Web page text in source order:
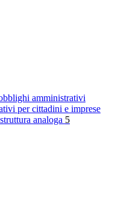
amministrativi
per cittadini e imprese
analoga 5